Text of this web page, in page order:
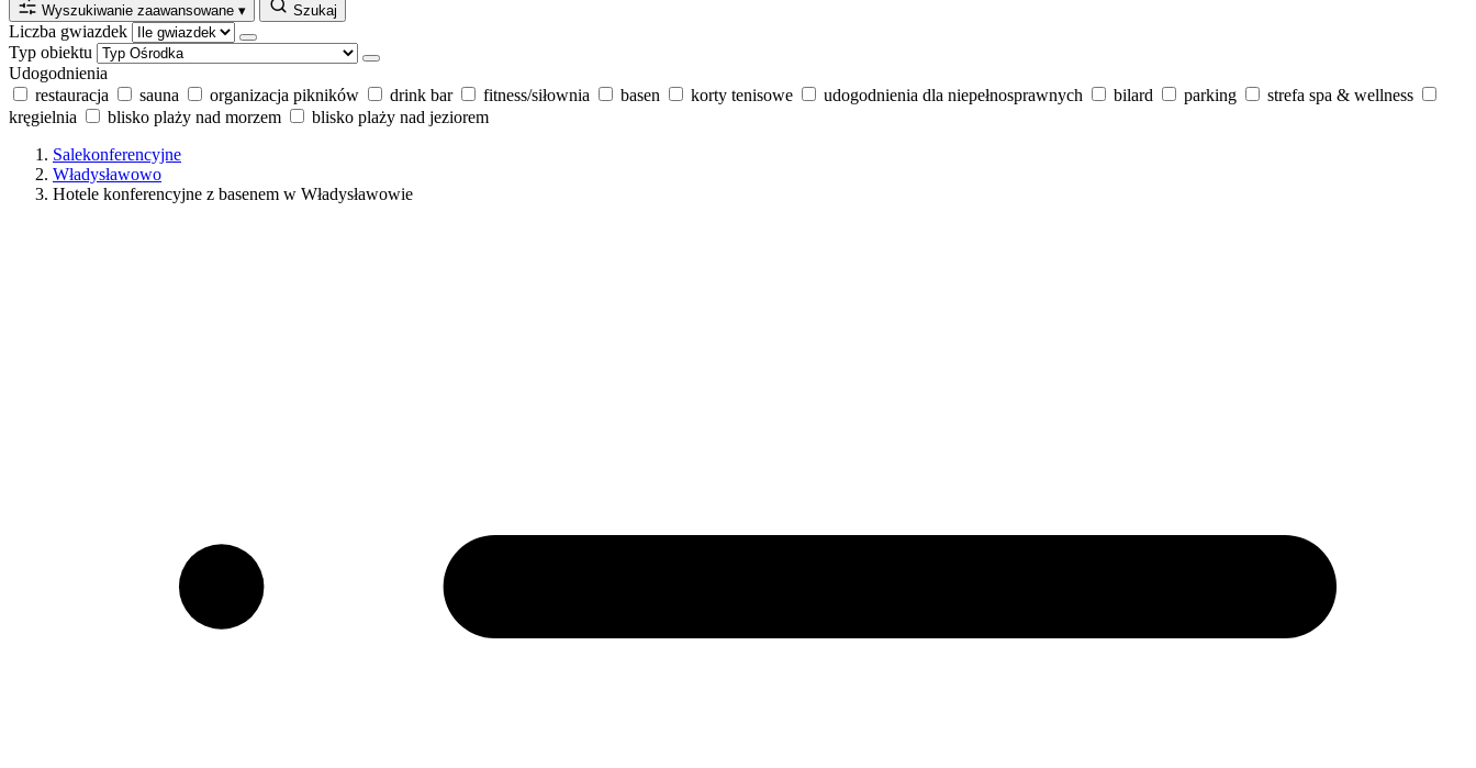
Wyszukiwanie zaawansowane ▾ Szukaj
Liczba gwiazdek
Typ obiektu
Udogodnienia
restauracja
sauna organizacja pikników drink bar fitness/siłownia basen korty tenisowe udogodnienia dla niepełnosprawnych bilard parking
strefa spa & wellness
kręgielnia
blisko plaży nad morzem
blisko plaży nad jeziorem
Salekonferencyjne
Władysławowo
Hotele konferencyjne z basenem w Władysławowie